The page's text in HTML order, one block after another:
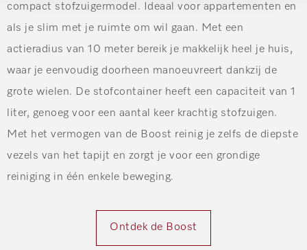
compact stofzuigermodel. Ideaal voor appartementen en
als je slim met je ruimte om wil gaan. Met een
actieradius van 10 meter bereik je makkelijk heel je huis,
waar je eenvoudig doorheen manoeuvreert dankzij de
grote wielen. De stofcontainer heeft een capaciteit van 1
liter, genoeg voor een aantal keer krachtig stofzuigen.
Met het vermogen van de Boost reinig je zelfs de diepste
vezels van het tapijt en zorgt je voor een grondige
reiniging in één enkele beweging.
Ontdek de Boost